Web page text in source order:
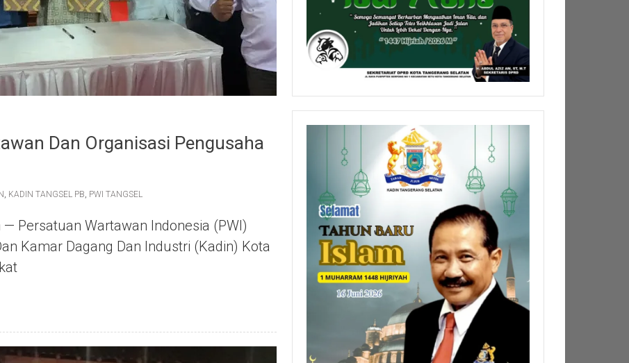
Dan Organisasi Pengusaha
, KADIN TANGSEL PB, PWI TANGSEL
Persatuan Wartawan Indonesia (PWI)
Kamar Dagang Dan Industri (Kadin) Kota